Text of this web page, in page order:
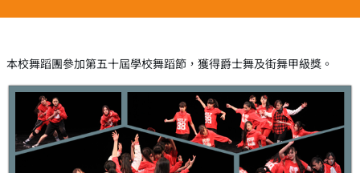
本校舞蹈團參加第五十屆學校舞蹈節，獲得爵士舞及街舞甲級獎。